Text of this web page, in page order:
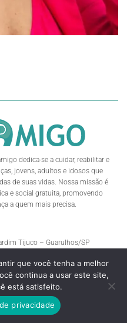
dedica-se a cuidar, reabilitar e
jovens, adultos e idosos que
de suas vidas. Nossa missão é
e social gratuita, promovendo
a quem mais precisa.
Tijuco – Guarulhos/SP
que você tenha a melhor
continua a usar este site,
está satisfeito.
privacidade